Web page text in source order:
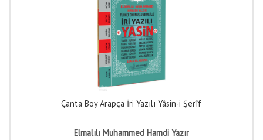
Çanta Boy Arapça İri Yazılı Yâsin-i Şerîf
Elmalılı Muhammed Hamdi Yazır